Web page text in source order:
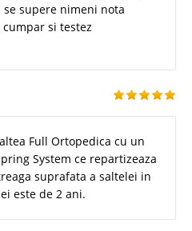
se supere nimeni nota
si testez
Full Ortopedica cu un
System ce repartizeaza
suprafata a saltelei in
este de 2 ani.